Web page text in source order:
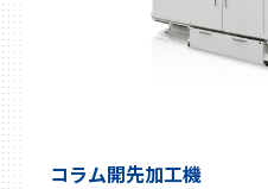
コラム開先加工機